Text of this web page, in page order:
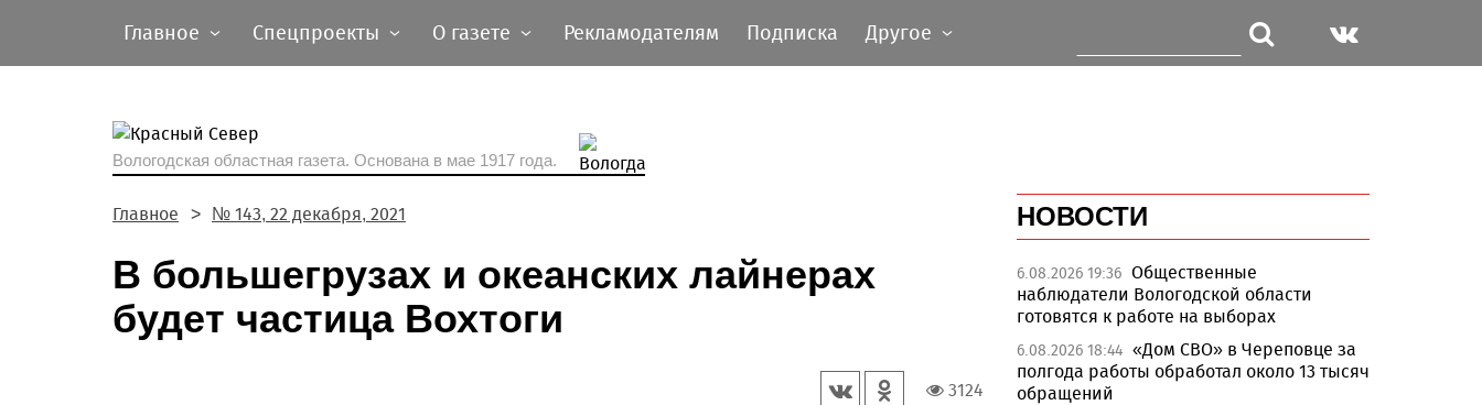
Главное Спецпроекты О газете Рекламодателям Подписка Другое
Вологодская областная газета. Основана в мае 1917 года.
Главное № 143, 22 декабря, 2021
В большегрузах и океанских лайнерах
будет частица Вохтоги
3124
НОВОСТИ
6.08.2026 19:36 Общественные
наблюдатели Вологодской области
готовятся к работе на выборах
6.08.2026 18:44 «Дом СВО» в Череповце за
полгода работы обработал около 13 тысяч
обращений